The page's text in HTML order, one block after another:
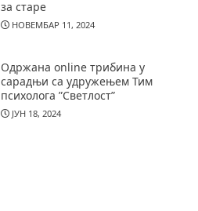
за старе
НОВЕМБАР 11, 2024
Одржана online трибина у
сарадњи са удружењем Тим
психолога ”Светлост”
ЈУН 18, 2024